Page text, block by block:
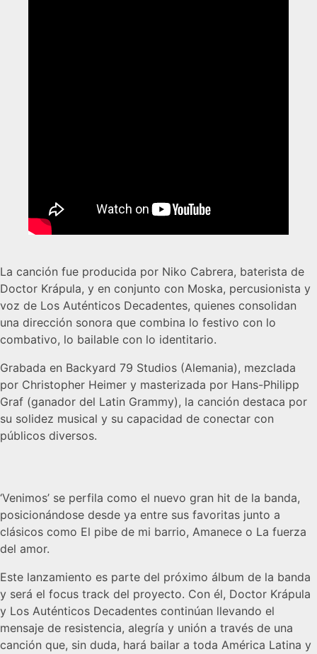
La canción fue producida por Niko Cabrera, baterista de
Doctor Krápula, y en conjunto con Moska, percusionista y
voz de Los Auténticos Decadentes, quienes consolidan
una dirección sonora que combina lo festivo con lo
combativo, lo bailable con lo identitario.
Grabada en Backyard 79 Studios (Alemania), mezclada
por Christopher Heimer y masterizada por Hans-Philipp
Graf (ganador del Latin Grammy), la canción destaca por
su solidez musical y su capacidad de conectar con
públicos diversos.
‘Venimos’ se perfila como el nuevo gran hit de la banda,
posicionándose desde ya entre sus favoritas junto a
clásicos como El pibe de mi barrio, Amanece o La fuerza
del amor.
Este lanzamiento es parte del próximo álbum de la banda
y será el focus track del proyecto. Con él, Doctor Krápula
y Los Auténticos Decadentes continúan llevando el
mensaje de resistencia, alegría y unión a través de una
canción que, sin duda, hará bailar a toda América Latina y